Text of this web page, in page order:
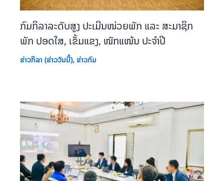
ກົມກິລາລະດັບສູງ ປະເມີນໜ່ວຍພັກ ແລະ ສະມາຊິກ
ພັກ ປອດໃສ, ເຂັ້ມແຂງ, ໜັກແໜ້ນ ປະຈຳປີ
ຂ່າວກິລາ (ຂ່າວວັນນີ້), ຂ່າວກົມ